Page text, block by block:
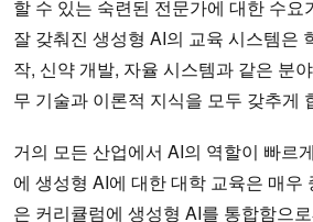
할 수 있는 숙련된 전문가에 대한 수요
잘 갖춰진 생성형 AI의 교육 시스템은
작, 신약 개발, 자율 시스템과 같은 분
무 기술과 이론적 지식을 모두 갖추게
거의 모든 산업에서 AI의 역할이 빠르
에 생성형 AI에 대한 대학 교육은 매우
은 커리큘럼에 생성형 AI를 통합함으